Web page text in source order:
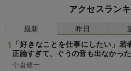
アクセスラン
最新
「好きなことを仕事にしたい」
正論すぎて、ぐうの音も出なかった
小倉健一
昨日